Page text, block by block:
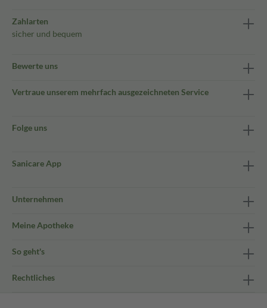
Zahlarten
sicher und bequem
Bewerte uns
Vertraue unserem mehrfach ausgezeichneten Service
Folge uns
Sanicare App
Unternehmen
Meine Apotheke
So geht's
Rechtliches